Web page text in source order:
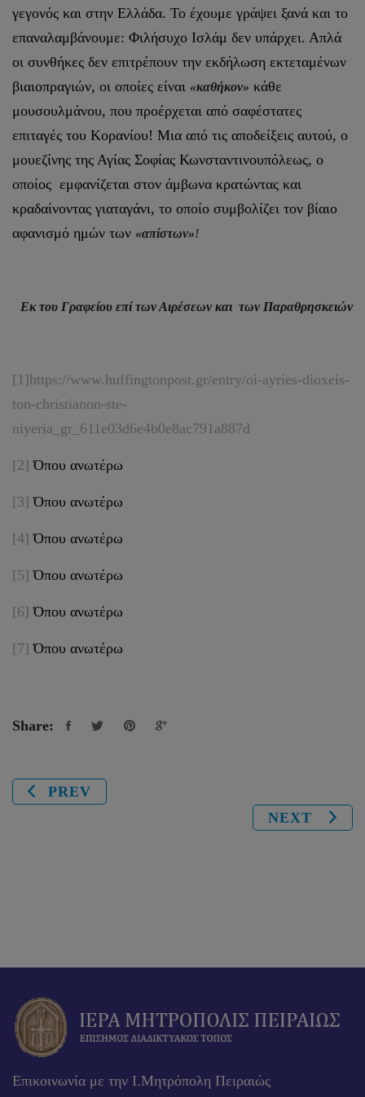
γεγονός και στην Ελλάδα. Το έχουμε γράψει ξανά και το
επαναλαμβάνουμε: Φιλήσυχο Ισλάμ δεν υπάρχει. Απλά
οι συνθήκες δεν επιτρέπουν την εκδήλωση εκτεταμένων
βιαιοπραγιών, οι οποίες είναι «καθήκον» κάθε
μουσουλμάνου, που προέρχεται από σαφέστατες
επιταγές του Κορανίου! Μια από τις αποδείξεις αυτού, ο
μουεζίνης της Αγίας Σοφίας Κωνσταντινουπόλεως, ο
οποίος εμφανίζεται στον άμβωνα κρατώντας και
κραδαίνοντας γιαταγάνι, το οποίο συμβολίζει τον βίαιο
αφανισμό ημών των «απίστων»!
Εκ του Γραφείου επί των Αιρέσεων και των Παραθρησκειών
[1]https://www.huffingtonpost.gr/entry/oi-ayries-dioxeis-
ton-christianon-ste-
niyeria_gr_611e03d6e4b0e8ac791a887d
[2] Όπου ανωτέρω
[3] Όπου ανωτέρω
[4] Όπου ανωτέρω
[5] Όπου ανωτέρω
[6] Όπου ανωτέρω
[7] Όπου ανωτέρω
Share:
PREV
NEXT
Επικοινωνία με την Ι.Μητρόπολη Πειραιώς